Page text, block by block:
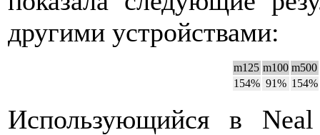
другими устройствами:
m125 m100 m500
154% 91% 154%
Использующийся в